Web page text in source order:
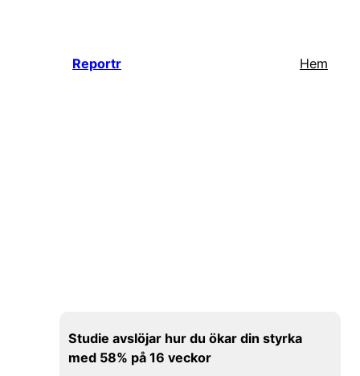
Reportr Hem
Studie avslöjar hur du ökar din styrka
med 58% på 16 veckor